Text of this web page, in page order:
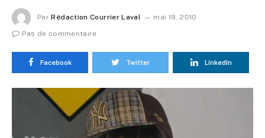
Par Rédaction Courrier Laval
mai 19, 2010
Pas de commentaire
Facebook Twitter LinkedIn